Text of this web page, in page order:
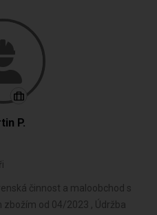
P.
činnost a maloobchod s
zbožím od 04/2023 , Údržba